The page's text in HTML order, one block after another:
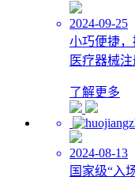
2024-09-25
小巧便捷，
医疗器械注
了解更多
2024-08-13
国家级“入